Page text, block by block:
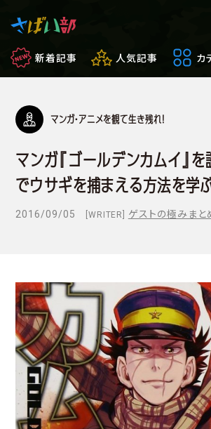
新着記事 人気記事 カ
マンガ・アニメ
ゲーム
フィールドレビュー
マンガ・アニメを観て生き残れ！
マンガ『ゴールデンカムイ』
でウサギを捕まえる方法を学
2016/09/05 [WRITER] ゲストの極みまと